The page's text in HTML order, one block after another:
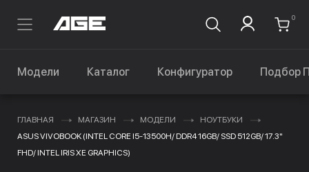
0
Модели Каталог Конфигуратор Подбор
ГЛАВНАЯ МАГАЗИН МОДЕЛИ
НОУТБУКИ
ASUS VIVOBOOK (INTEL CORE I5-13500H/ DDR4 16GB/ SSD 512GB/ 17.3"
FHD/ INTEL IRIS XE GRAPHICS)